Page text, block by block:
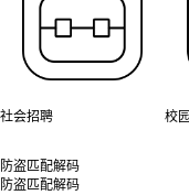
社会招聘 校
防盗匹配解码
防盗匹配解码